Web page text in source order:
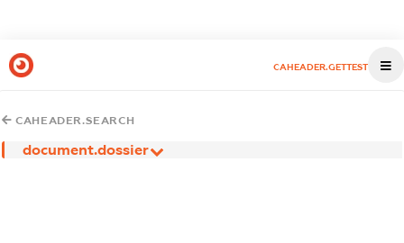
CAHEADER.GETTEST
CAHEADER.SEARCH
document.dossier